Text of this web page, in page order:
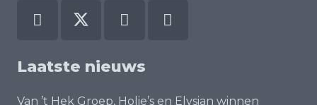
Laatste nieuws
Van ’t Hek Groep, Holie’s en Elysian winnen